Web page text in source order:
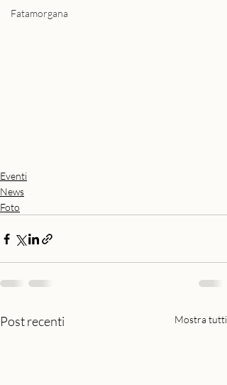
Fatamorgana
Eventi
News
Foto
Post recenti Mostra tutti